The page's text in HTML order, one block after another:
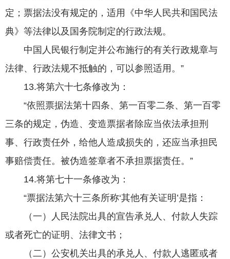
定；票据法没有规定的，适用《中华人民共和国民法
典》等法律以及国务院制定的行政法规。
中国人民银行制定并公布施行的有关行政规章与
法律、行政法规不抵触的，可以参照适用。”
13.将第六十七条修改为：
“依照票据法第十四条、第一百零二条、第一百零
三条的规定，伪造、变造票据者除应当依法承担刑
事、行政责任外，给他人造成损失的，还应当承担民
事赔偿责任。被伪造签章者不承担票据责任。”
14.将第七十一条修改为：
“票据法第六十三条所称‘其他有关证明’是指：
（一）人民法院出具的宣告承兑人、付款人失踪
或者死亡的证明、法律文书；
（二）公安机关出具的承兑人、付款人逃匿或者